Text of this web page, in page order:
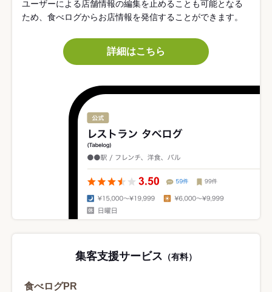
ユーザーによる店舗情報の編集を止めることも可能となる
ため、食べログからお店情報を発信することができます。
詳細はこちら
集客支援サービス （有料）
食べログPR